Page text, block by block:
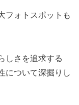
フォトスポットも
しさを追求する
について深掘りし